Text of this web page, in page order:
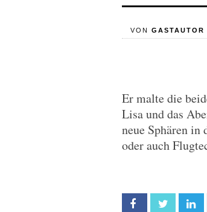
VON GASTAUTOR
Er malte die
Lisa und das
neue Sphären
oder auch
Facebook Twitter